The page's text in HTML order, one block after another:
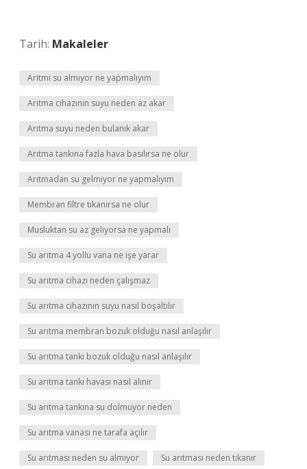
Tarih: Makaleler
Aritmi su almıyor ne yapmalıyım
Arıtma cihazının suyu neden az akar
Arıtma suyu neden bulanık akar
Arıtma tankına fazla hava basılırsa ne olur
Arıtmadan su gelmiyor ne yapmalıyım
Membran filtre tıkanırsa ne olur
Musluktan su az geliyorsa ne yapmalı
Su arıtma 4 yollu vana ne işe yarar
Su arıtma cihazı neden çalışmaz
Su arıtma cihazının suyu nasıl boşaltılır
Su arıtma membran bozuk olduğu nasıl anlaşılır
Su arıtma tankı bozuk olduğu nasıl anlaşılır
Su arıtma tankı havası nasıl alınır
Su arıtma tankına su dolmuyor neden
Su arıtma vanası ne tarafa açılır
Su arıtması neden su almıyor Su arıtması neden tıkanır